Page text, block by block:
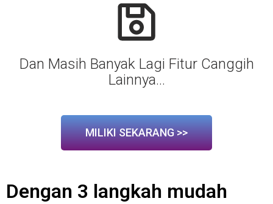
Dan Masih Banyak Lagi Fitur Canggih
Lainnya...
MILIKI SEKARANG >>
Dengan 3 langkah mudah